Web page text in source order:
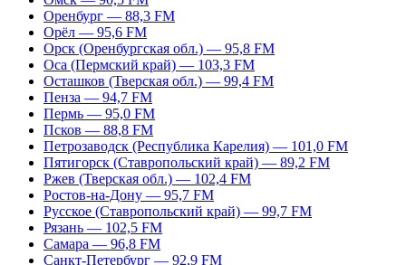
Оренбург — 88,3 FM
Орёл — 95,6 FM
Орск (Оренбургская обл.) — 95,8 FM
Оса (Пермский край) — 103,3 FM
Осташков (Тверская обл.) — 99,4 FM
Пенза — 94,7 FM
Пермь — 95,0 FM
Псков — 88,8 FM
Петрозаводск (Республика Карелия) — 101,0 FM
Пятигорск (Ставропольский край) — 89,2 FM
Ржев (Тверская обл.) — 102,4 FM
Ростов-на-Дону — 95,7 FM
Русское (Ставропольский край) — 99,7 FM
Рязань — 102,5 FM
Самара — 96,8 FM
Санкт-Петербург — 92,9 FM